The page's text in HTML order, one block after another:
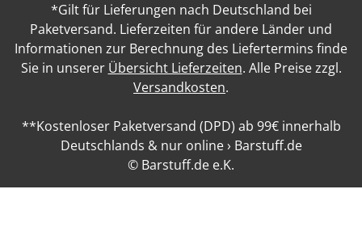
*Gilt für Lieferungen nach Deutschland bei
Paketversand. Lieferzeiten für andere Länder und
Informationen zur Berechnung des Liefertermins finde
Sie in unserer Übersicht Lieferzeiten. Alle Preise zzgl.
Versandkosten.
**Kostenloser Paketversand (DPD) ab 99€ innerhalb
Deutschlands & nur online › Barstuff.de
© Barstuff.de e.K.